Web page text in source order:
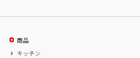
商品
キッチン